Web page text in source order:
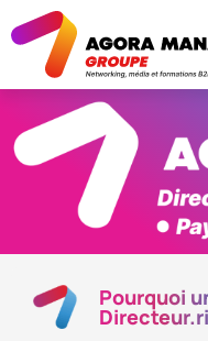
Pourquoi